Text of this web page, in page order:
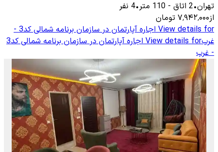
تهران•
2 اتاق -
110 متر•
4 نفر
از۷٬۹۴۲٬۰۰۰ تومان
View details for
اجاره آپارتمان در سازمان برنامه شمالی کد3 -
غربView details for
اجاره آپارتمان در سازمان برنامه شمالی کد3
- غرب